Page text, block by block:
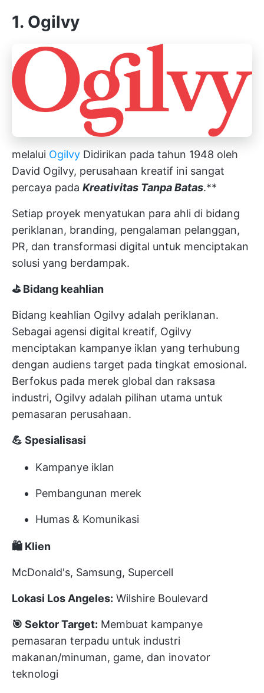
1. Ogilvy
melalui Ogilvy Didirikan pada tahun 1948 oleh
David Ogilvy, perusahaan kreatif ini sangat
percaya pada Kreativitas Tanpa Batas.**
Setiap proyek menyatukan para ahli di bidang
periklanan, branding, pengalaman pelanggan,
PR, dan transformasi digital untuk menciptakan
solusi yang berdampak.
⛳ Bidang keahlian
Bidang keahlian Ogilvy adalah periklanan.
Sebagai agensi digital kreatif, Ogilvy
menciptakan kampanye iklan yang terhubung
dengan audiens target pada tingkat emosional.
Berfokus pada merek global dan raksasa
industri, Ogilvy adalah pilihan utama untuk
pemasaran perusahaan.
💪 Spesialisasi
Kampanye iklan
Pembangunan merek
Humas & Komunikasi
🛍️ Klien
McDonald's, Samsung, Supercell
Lokasi Los Angeles: Wilshire Boulevard
🎯 Sektor Target: Membuat kampanye
pemasaran terpadu untuk industri
makanan/minuman, game, dan inovator
teknologi